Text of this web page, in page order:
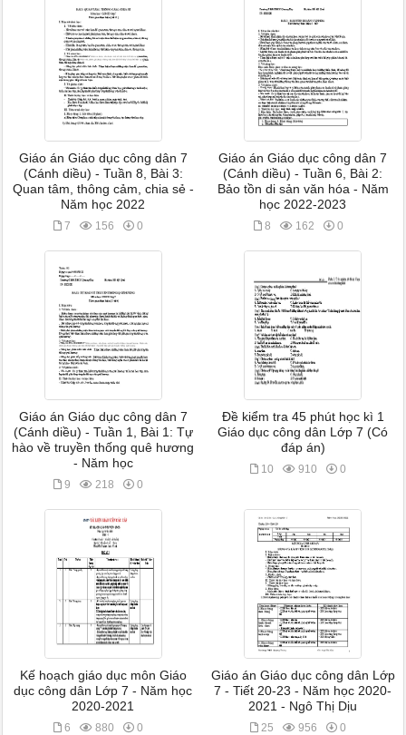
Giáo án Giáo dục công dân 7
(Cánh diều) - Tuần 8, Bài 3:
Quan tâm, thông cảm, chia sẻ -
Năm học 2022
7 156 0
Giáo án Giáo dục công dân 7
(Cánh diều) - Tuần 6, Bài 2:
Bảo tồn di sản văn hóa - Năm
học 2022-2023
8 162 0
Giáo án Giáo dục công dân 7
(Cánh diều) - Tuần 1, Bài 1: Tự
hào về truyền thống quê hương
- Năm học
9 218 0
Đề kiểm tra 45 phút học kì 1
Giáo dục công dân Lớp 7 (Có
đáp án)
10 910 0
Kế hoạch giáo dục môn Giáo
dục công dân Lớp 7 - Năm học
2020-2021
6 880 0
Giáo án Giáo dục công dân Lớp
7 - Tiết 20-23 - Năm học 2020-
2021 - Ngô Thị Dịu
25 956 0